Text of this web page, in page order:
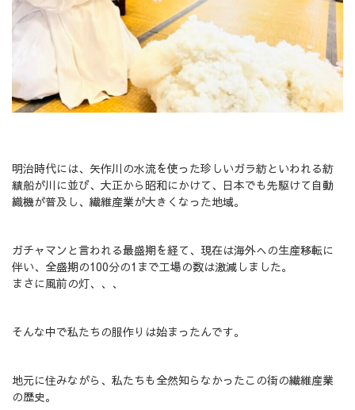
明治時代には、矢作川の水流を使った珍しいガラ紡といわれる紡
績船が川に並び、大正から昭和にかけて、日本でも先駆けて自動
織機が普及し、繊維産業が大きくなった地域。
ガチャマンと言われる最盛期を経て、現在は海外への生産移転に
伴い、全盛期の100分の1まで工場の数は激減しました。
まさに風前の灯、、、
そんな中で私たちの服作りは始まったんです。
地元に住みながら、私たちも全然知らなかったこの街の繊維産業
の歴史。